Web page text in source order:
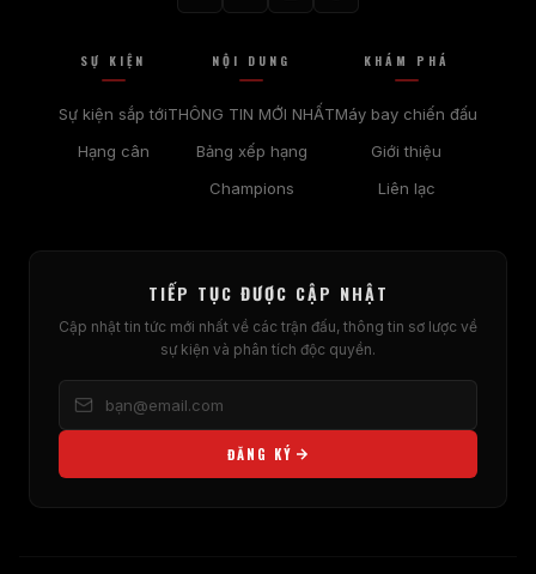
SỰ KIỆN
Sự kiện sắp tới
Hạng cân
NỘI DUNG
THÔNG TIN MỚI NHẤT
Bảng xếp hạng
Champions
KHÁM PHÁ
Máy bay chiến đấu
Giới thiệu
Liên lạc
TIẾP TỤC ĐƯỢC CẬP NHẬT
Cập nhật tin tức mới nhất về các trận đấu, thông tin sơ lược về
sự kiện và phân tích độc quyền.
ĐĂNG KÝ